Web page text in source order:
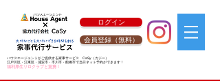
ログイン
会員登録（無料）
ハウスエージェントがご提供する家事サービス CaSy （カジー）
江戸川区・江東区・浦安市・市川市・船橋市で当日ネット予約ができます！
福利厚生リロクラブと提携！